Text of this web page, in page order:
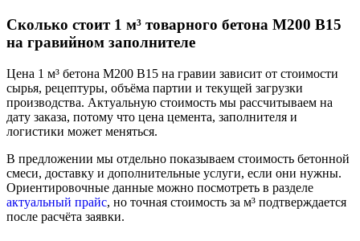
Сколько стоит 1 м³ товарного бетона М200 В15
на гравийном заполнителе
Цена 1 м³ бетона М200 В15 на гравии зависит от стоимости
сырья, рецептуры, объёма партии и текущей загрузки
производства. Актуальную стоимость мы рассчитываем на
дату заказа, потому что цена цемента, заполнителя и
логистики может меняться.
В предложении мы отдельно показываем стоимость бетонной
смеси, доставку и дополнительные услуги, если они нужны.
Ориентировочные данные можно посмотреть в разделе
актуальный прайс, но точная стоимость за м³ подтверждается
после расчёта заявки.